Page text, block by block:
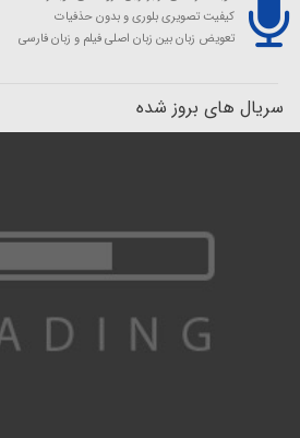
کیفیت تصویری بلوری و بدون حذفیات
تعویض زبان بین زبان اصلی فیلم و زبان فارسی
سریال های بروز شده